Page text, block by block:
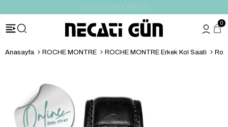
0
Anasayfa ROCHE MONTRE ROCHE MONTRE Erkek Kol Saati